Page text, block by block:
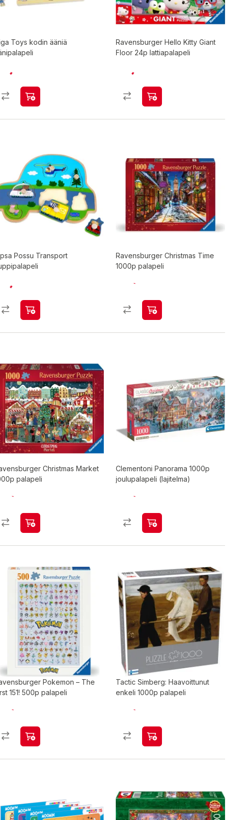
Toys kodin ääniä
Ravensburger Hello Kitty Giant
Floor 24p lattiapalapeli
Possu Transport
Ravensburger Christmas Time
1000p palapeli
Christmas Market
palapeli
Clementoni Panorama 1000p
joulupalapeli (lajitelma)
Pokemon – The
151! 500p palapeli
Tactic Simberg: Haavoittunut
enkeli 1000p palapeli